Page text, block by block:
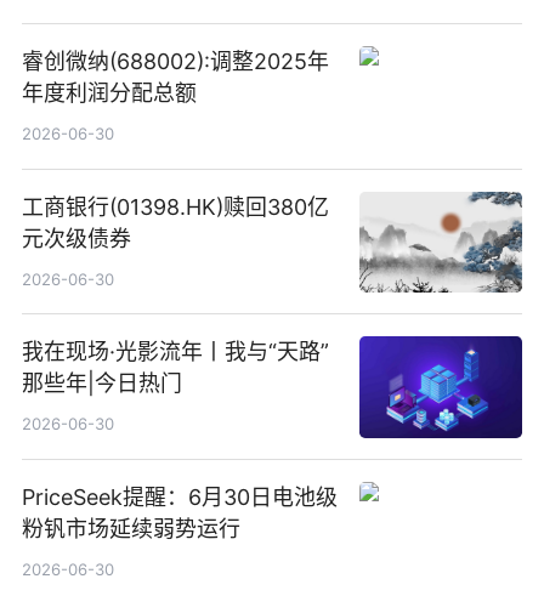
睿创微纳(688002):调整2025年
年度利润分配总额
2026-06-30
工商银行(01398.HK)赎回380亿
元次级债券
2026-06-30
我在现场·光影流年丨我与“天路”
那些年|今日热门
2026-06-30
PriceSeek提醒：6月30日电池级
粉钒市场延续弱势运行
2026-06-30